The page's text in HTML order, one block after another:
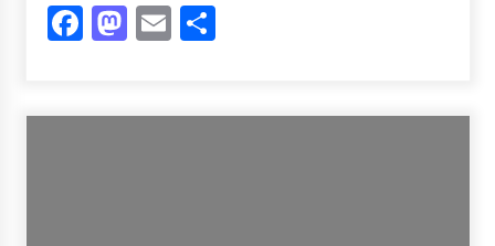
Facebook
Mastodon
EmailShare